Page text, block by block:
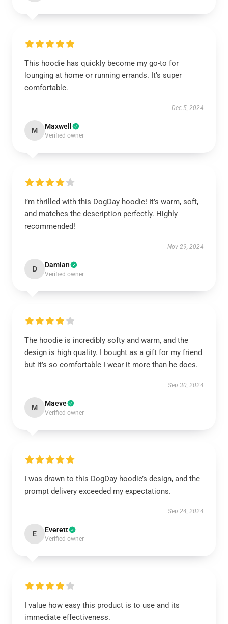
This hoodie has quickly become my go-to for
lounging at home or running errands. It’s super
comfortable.
Dec 5, 2024
M Maxwell
Verified owner
I’m thrilled with this DogDay hoodie! It’s warm, soft,
and matches the description perfectly. Highly
recommended!
Nov 29, 2024
D Damian
Verified owner
The hoodie is incredibly softy and warm, and the
design is high quality. I bought as a gift for my friend
but it’s so comfortable I wear it more than he does.
Sep 30, 2024
M Maeve
Verified owner
I was drawn to this DogDay hoodie’s design, and the
prompt delivery exceeded my expectations.
Sep 24, 2024
E Everett
Verified owner
I value how easy this product is to use and its
immediate effectiveness.